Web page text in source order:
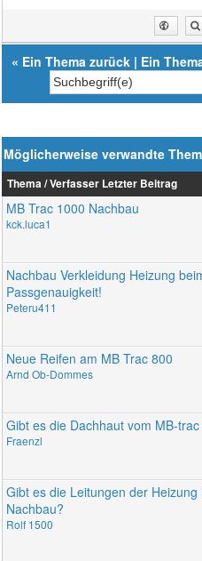
« Ein Thema zurück | Ein
Möglicherweise verwandte
Thema / Verfasser Letzter Beitrag
MB Trac 1000 Nachbau
kck.luca1
Nachbau Verkleidung Heizung
Passgenauigkeit!
Peteru411
Neue Reifen am MB Trac 800
Arnd Ob-Dommes
Gibt es die Dachhaut vom MB-
Fraenzl
Gibt es die Leitungen der
Nachbau?
Rolf 1500